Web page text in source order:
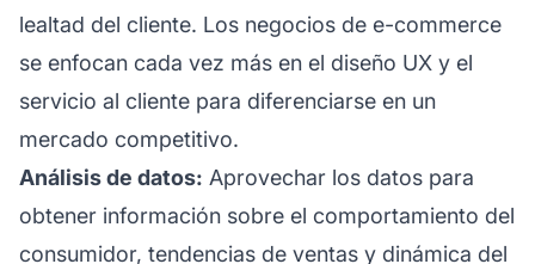
lealtad del cliente. Los negocios de e-commerce
se enfocan cada vez más en el diseño UX y el
servicio al cliente para diferenciarse en un
mercado competitivo.
Análisis de datos: Aprovechar los datos para
obtener información sobre el comportamiento del
consumidor, tendencias de ventas y dinámica del